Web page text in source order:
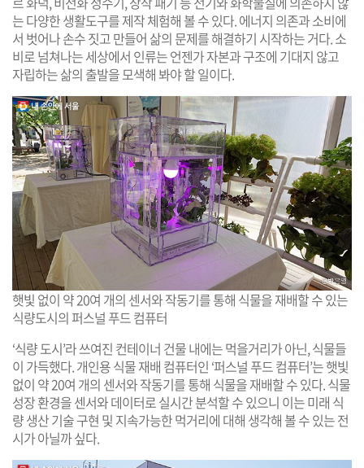
는 다양한 생활도구를 제작 체험해 볼 수 있다. 에너지 의존과 소비에
서 벗어나 손수 짓고 만들어 삶의 문제를 해결하기 시작하는 거다. 소
비로 넘쳐나는 세상에서 인류는 언젠가 자본과 구조에 기대지 않고
자립하는 삶의 출발을 모색해 봐야 할 일이다.
햇빛 없이 약 20여 개의 센서와 작동기를 통해 식물을 재배할 수 있는
식량도시의 퍼스널 푸드 컴퓨터
‘식량 도시’라 쓰여진 컨테이너 건물 내에는 먹을거리가 아닌, 식물들
이 가득했다. 개인용 식물 재배 컴퓨터인 ‘퍼스널 푸드 컴퓨터’는 햇빛
없이 약 20여 개의 센서와 작동기를 통해 식물을 재배할 수 있다. 식물
성장 환경을 센서와 데이터로 실시간 분석할 수 있으니 이는 미래 식
량 생산 기술 구현 및 지속가능한 먹거리에 대해 생각해 볼 수 있는 전
시가 아닐까 싶다.